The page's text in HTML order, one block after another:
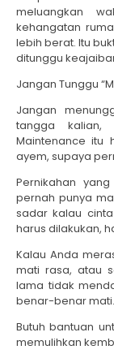
meluangkan
kehangatan
lebih berat. Itu
ditunggu
Jangan Tunggu
Jangan
tangga kalian,
Maintenance itu
ayem, supaya
Pernikahan
pernah punya
sadar kalau
harus dilakukan,
Kalau Anda
mati rasa, atau
lama tidak
benar-benar mati.
Butuh bantuan
memulihkan